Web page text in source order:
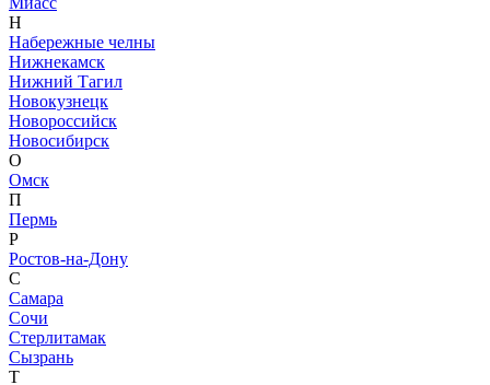
Н
Набережные челны
Нижнекамск
Нижний Тагил
Новокузнецк
Новороссийск
Новосибирск
О
Омск
П
Пермь
Р
Ростов-на-Дону
С
Самара
Сочи
Стерлитамак
Сызрань
Т